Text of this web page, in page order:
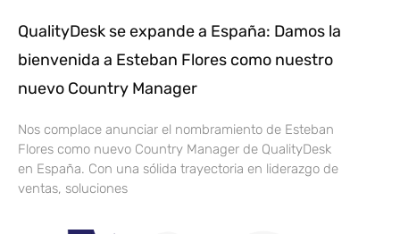
QualityDesk se expande a España: Damos la
bienvenida a Esteban Flores como nuestro
nuevo Country Manager
Nos complace anunciar el nombramiento de Esteban
Flores como nuevo Country Manager de QualityDesk
en España. Con una sólida trayectoria en liderazgo de
ventas, soluciones